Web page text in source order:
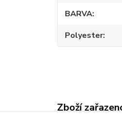
BARVA
Polyester
Zboží